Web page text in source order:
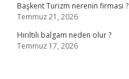
Başkent Turizm nerenin firması ?
Temmuz 21, 2026
Hırıltılı balgam neden olur ?
Temmuz 17, 2026